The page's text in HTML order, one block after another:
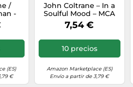
/
-
&
(ES)
€
John Coltrane – In a
Soulful Mood – MCA
7,54 €
10 precios
Amazon Marketplace (ES)
Envío a partir de 3,79 €